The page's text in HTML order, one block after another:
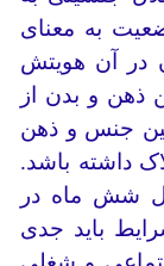
به معنای
در آن هویتش
ذهن و بدن از
جنس و ذهن
داشته باشد.
شش ماه در
باید جدی